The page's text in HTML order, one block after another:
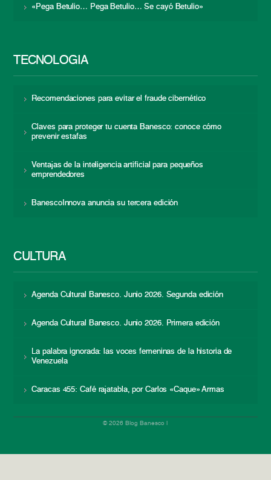
«Pega Betulio… Pega Betulio… Se cayó Betulio»
TECNOLOGÍA
Recomendaciones para evitar el fraude cibernético
Claves para proteger tu cuenta Banesco: conoce cómo
prevenir estafas
Ventajas de la inteligencia artificial para pequeños
emprendedores
BanescoInnova anuncia su tercera edición
CULTURA
Agenda Cultural Banesco. Junio 2026. Segunda edición
Agenda Cultural Banesco. Junio 2026. Primera edición
La palabra ignorada: las voces femeninas de la historia de
Venezuela
Caracas 455: Café rajatabla, por Carlos «Caque» Armas
© 2026 Blog Banesco |